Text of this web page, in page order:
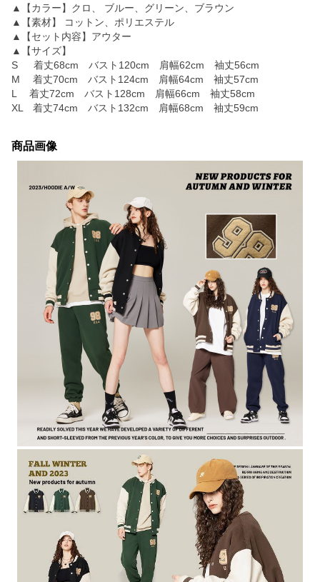
▲【カラー】クロ、 ブルー、グリーン、ブラウン
▲【素材】 コットン、ポリエステル
▲【セット内容】アウター
▲【サイズ】
S 着丈68cm バスト120cm 肩幅62cm 袖丈56cm
M 着丈70cm バスト124cm 肩幅64cm 袖丈57cm
L 着丈72cm バスト128cm 肩幅66cm 袖丈58cm
XL 着丈74cm バスト132cm 肩幅68cm 袖丈59cm
商品画像